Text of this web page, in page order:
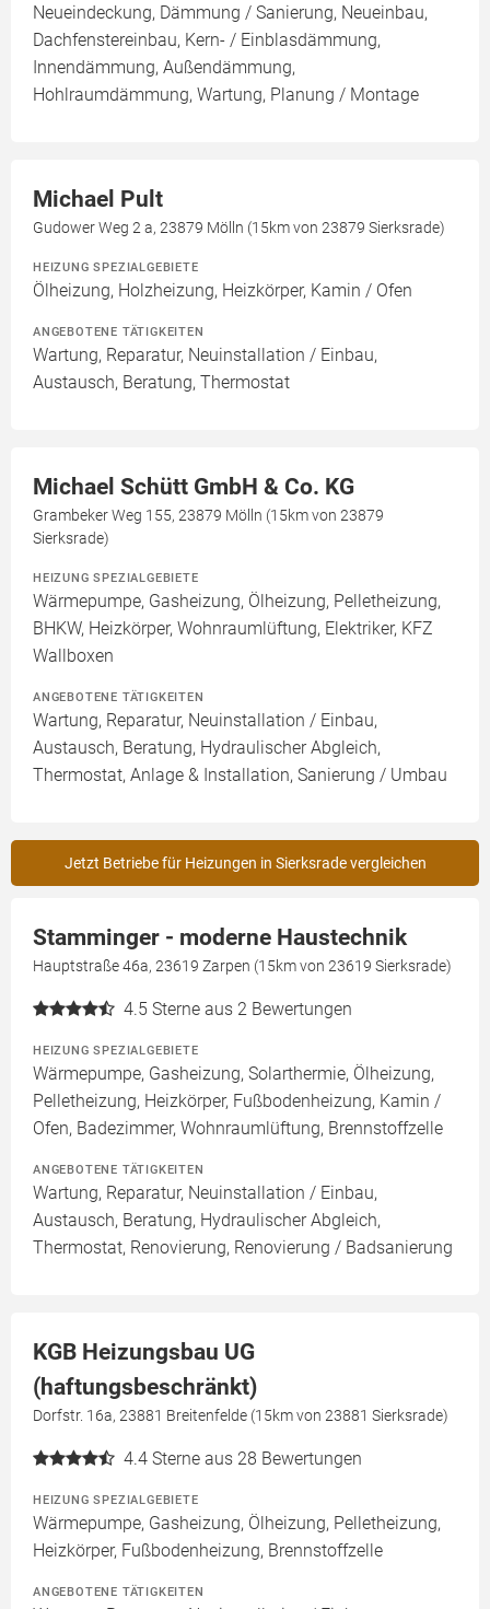
Neueindeckung, Dämmung / Sanierung, Neueinbau,
Dachfenstereinbau, Kern- / Einblasdämmung,
Innendämmung, Außendämmung,
Hohlraumdämmung, Wartung, Planung / Montage
Michael Pult
Gudower Weg 2 a, 23879 Mölln (15km von 23879 Sierksrade)
HEIZUNG SPEZIALGEBIETE
Ölheizung, Holzheizung, Heizkörper, Kamin / Ofen
ANGEBOTENE TÄTIGKEITEN
Wartung, Reparatur, Neuinstallation / Einbau,
Austausch, Beratung, Thermostat
Michael Schütt GmbH & Co. KG
Grambeker Weg 155, 23879 Mölln (15km von 23879
Sierksrade)
HEIZUNG SPEZIALGEBIETE
Wärmepumpe, Gasheizung, Ölheizung, Pelletheizung,
BHKW, Heizkörper, Wohnraumlüftung, Elektriker, KFZ
Wallboxen
ANGEBOTENE TÄTIGKEITEN
Wartung, Reparatur, Neuinstallation / Einbau,
Austausch, Beratung, Hydraulischer Abgleich,
Thermostat, Anlage & Installation, Sanierung / Umbau
Jetzt Betriebe für Heizungen in Sierksrade vergleichen
Stamminger - moderne Haustechnik
Hauptstraße 46a, 23619 Zarpen (15km von 23619 Sierksrade)
4.5 Sterne aus 2 Bewertungen
HEIZUNG SPEZIALGEBIETE
Wärmepumpe, Gasheizung, Solarthermie, Ölheizung,
Pelletheizung, Heizkörper, Fußbodenheizung, Kamin /
Ofen, Badezimmer, Wohnraumlüftung, Brennstoffzelle
ANGEBOTENE TÄTIGKEITEN
Wartung, Reparatur, Neuinstallation / Einbau,
Austausch, Beratung, Hydraulischer Abgleich,
Thermostat, Renovierung, Renovierung / Badsanierung
KGB Heizungsbau UG
(haftungsbeschränkt)
Dorfstr. 16a, 23881 Breitenfelde (15km von 23881 Sierksrade)
4.4 Sterne aus 28 Bewertungen
HEIZUNG SPEZIALGEBIETE
Wärmepumpe, Gasheizung, Ölheizung, Pelletheizung,
Heizkörper, Fußbodenheizung, Brennstoffzelle
ANGEBOTENE TÄTIGKEITEN